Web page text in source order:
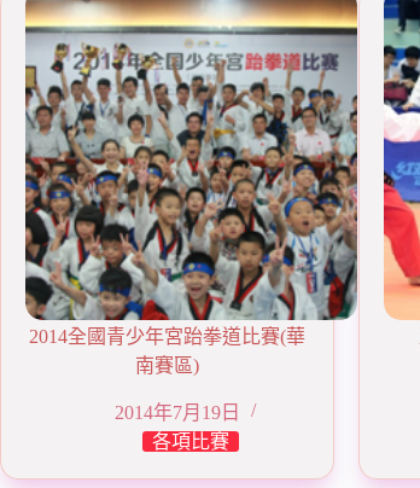
2014全國青少年宮跆拳道比賽(華
南賽區)
2014年7月19日
各項比賽